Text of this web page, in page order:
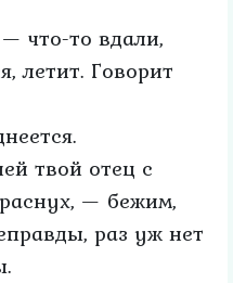
что-то вдали,
летит. Говорит
твой отец с
— бежим,
раз уж нет